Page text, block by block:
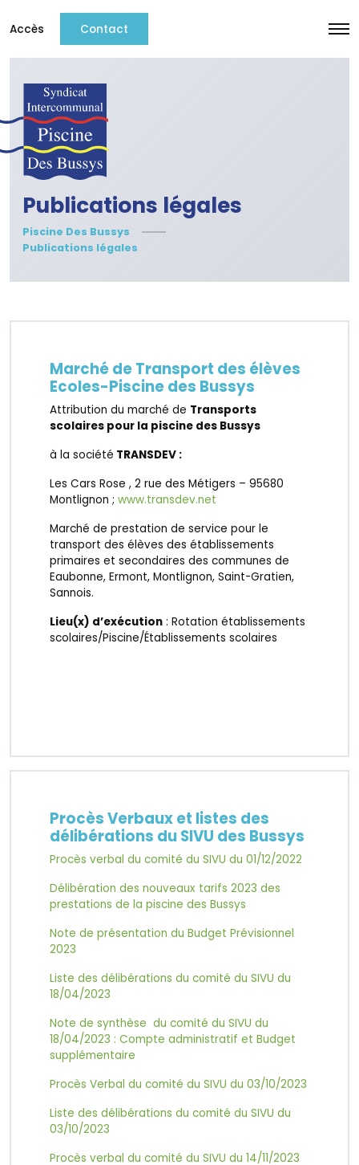
Accès Contact
Publications légales
Piscine Des Bussys
Publications légales
Marché de Transport des élèves
Ecoles-Piscine des Bussys
Attribution du marché de Transports
scolaires pour la piscine des Bussys
à la société TRANSDEV :
Les Cars Rose , 2 rue des Métigers – 95680
Montlignon ; www.transdev.net
Marché de prestation de service pour le
transport des élèves des établissements
primaires et secondaires des communes de
Eaubonne, Ermont, Montlignon, Saint-Gratien,
Sannois.
Lieu(x) d’exécution : Rotation établissements
scolaires/Piscine/Établissements scolaires
Procès Verbaux et listes des
délibérations du SIVU des Bussys
Procès verbal du comité du SIVU du 01/12/2022
Délibération des nouveaux tarifs 2023 des
prestations de la piscine des Bussys
Note de présentation du Budget Prévisionnel
2023
Liste des délibérations du comité du SIVU du
18/04/2023
Note de synthèse du comité du SIVU du
18/04/2023 : Compte administratif et Budget
supplémentaire
Procès Verbal du comité du SIVU du 03/10/2023
Liste des délibérations du comité du SIVU du
03/10/2023
Procès verbal du comité du SIVU du 14/11/2023